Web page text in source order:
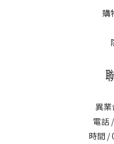
購
異業
電話
時間 /